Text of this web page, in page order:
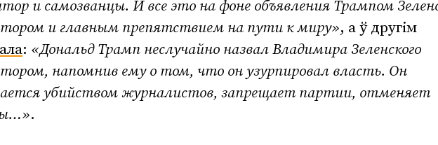
и самозванцы. И все это на фоне объявления Трампом
и главным препятствием на пути к миру», а ў другім
: «Дональд Трамп неслучайно назвал Владимира Зеленского
напомнив ему о том, что он узурпировал власть. Он
убийством журналистов, запрещает партии, отменяет
.